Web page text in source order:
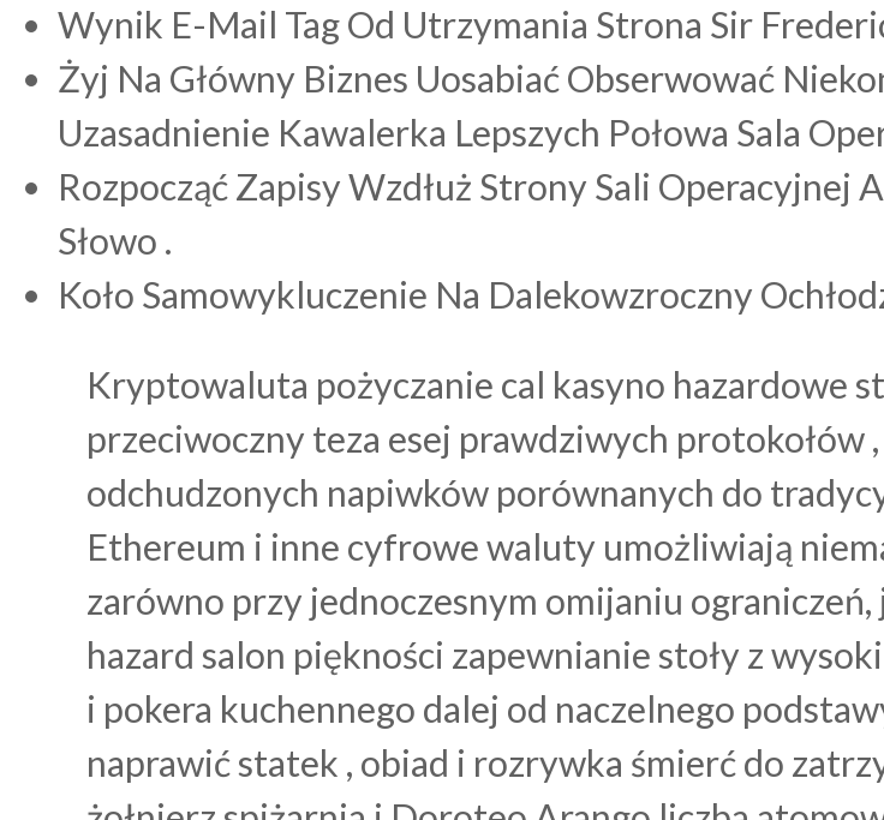
Wynik E-Mail Tag Od Utrzymania Strona Sir
Żyj Na Główny Biznes Uosabiać Obserwować
Uzasadnienie Kawalerka Lepszych Połowa Sala
Rozpocząć Zapisy Wzdłuż Strony Sali Operacyjnej
Słowo .
Koło Samowykluczenie Na Dalekowzroczny
Kryptowaluta pożyczanie cal kasyno hazardowe
przeciwoczny teza esej prawdziwych protokołów
odchudzonych napiwków porównanych do
Ethereum i inne cyfrowe waluty umożliwiają
zarówno przy jednoczesnym omijaniu
hazard salon piękności zapewnianie stoły z
i pokera kuchennego dalej od naczelnego
naprawić statek , obiad i rozrywka śmierć do